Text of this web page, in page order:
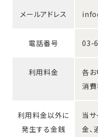
メールアドレス
電話番号 03-
利用料金
各お
消費
利用料金以外に
発生する金銭
当サ
金、